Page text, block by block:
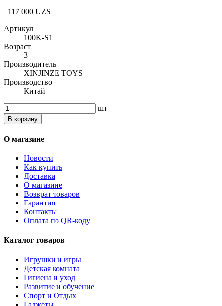
117 000 UZS
Артикул
100K-S1
Возраст
3+
Производитель
XINJINZE TOYS
Производство
Китай
шт
В корзину
О магазине
Новости
Как купить
Доставка
О магазине
Возврат товаров
Гарантия
Контакты
Оплата по QR-коду
Каталог товаров
Игрушки и игры
Детская комната
Гигиена и уход
Развитие и обучение
Спорт и Отдых
Гаджеты